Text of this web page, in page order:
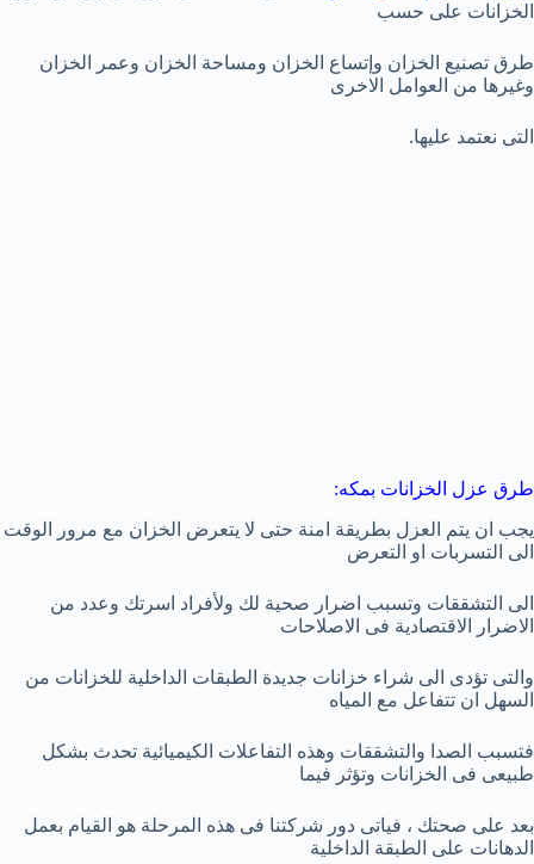
الخزانات على حسب
طرق تصنيع الخزان وإتساع الخزان ومساحة الخزان وعمر الخزان
وغيرها من العوامل الاخرى
التى نعتمد عليها.
طرق عزل الخزانات بمكه:
يجب ان يتم العزل بطريقة امنة حتى لا يتعرض الخزان مع مرور الوقت
الى التسربات او التعرض
الى التشققات وتسبب اضرار صحية لك ولأفراد اسرتك وعدد من
الاضرار الاقتصادية فى الاصلاحات
والتى تؤدى الى شراء خزانات جديدة الطبقات الداخلية للخزانات من
السهل ان تتفاعل مع المياه
فتسبب الصدا والتشققات وهذه التفاعلات الكيميائية تحدث بشكل
طبيعى فى الخزانات وتؤثر فيما
بعد على صحتك ، فياتى دور شركتنا فى هذه المرحلة هو القيام بعمل
الدهانات على الطبقة الداخلية